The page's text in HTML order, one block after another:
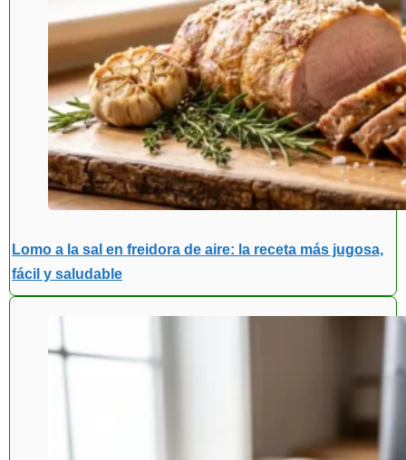
Lomo a la sal en freidora de aire: la receta más jugosa,
fácil y saludable